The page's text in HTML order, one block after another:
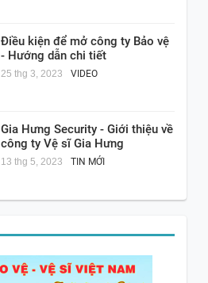
Điều kiện để mở công ty Bảo vệ
- Hướng dẫn chi tiết
25 thg 3, 2023 VIDEO
Gia Hưng Security - Giới thiệu về
công ty Vệ sĩ Gia Hưng
13 thg 5, 2023 TIN MỚI